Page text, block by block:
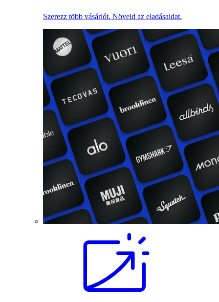
Szerezz több vásárlót. Növeld az eladásaidat.